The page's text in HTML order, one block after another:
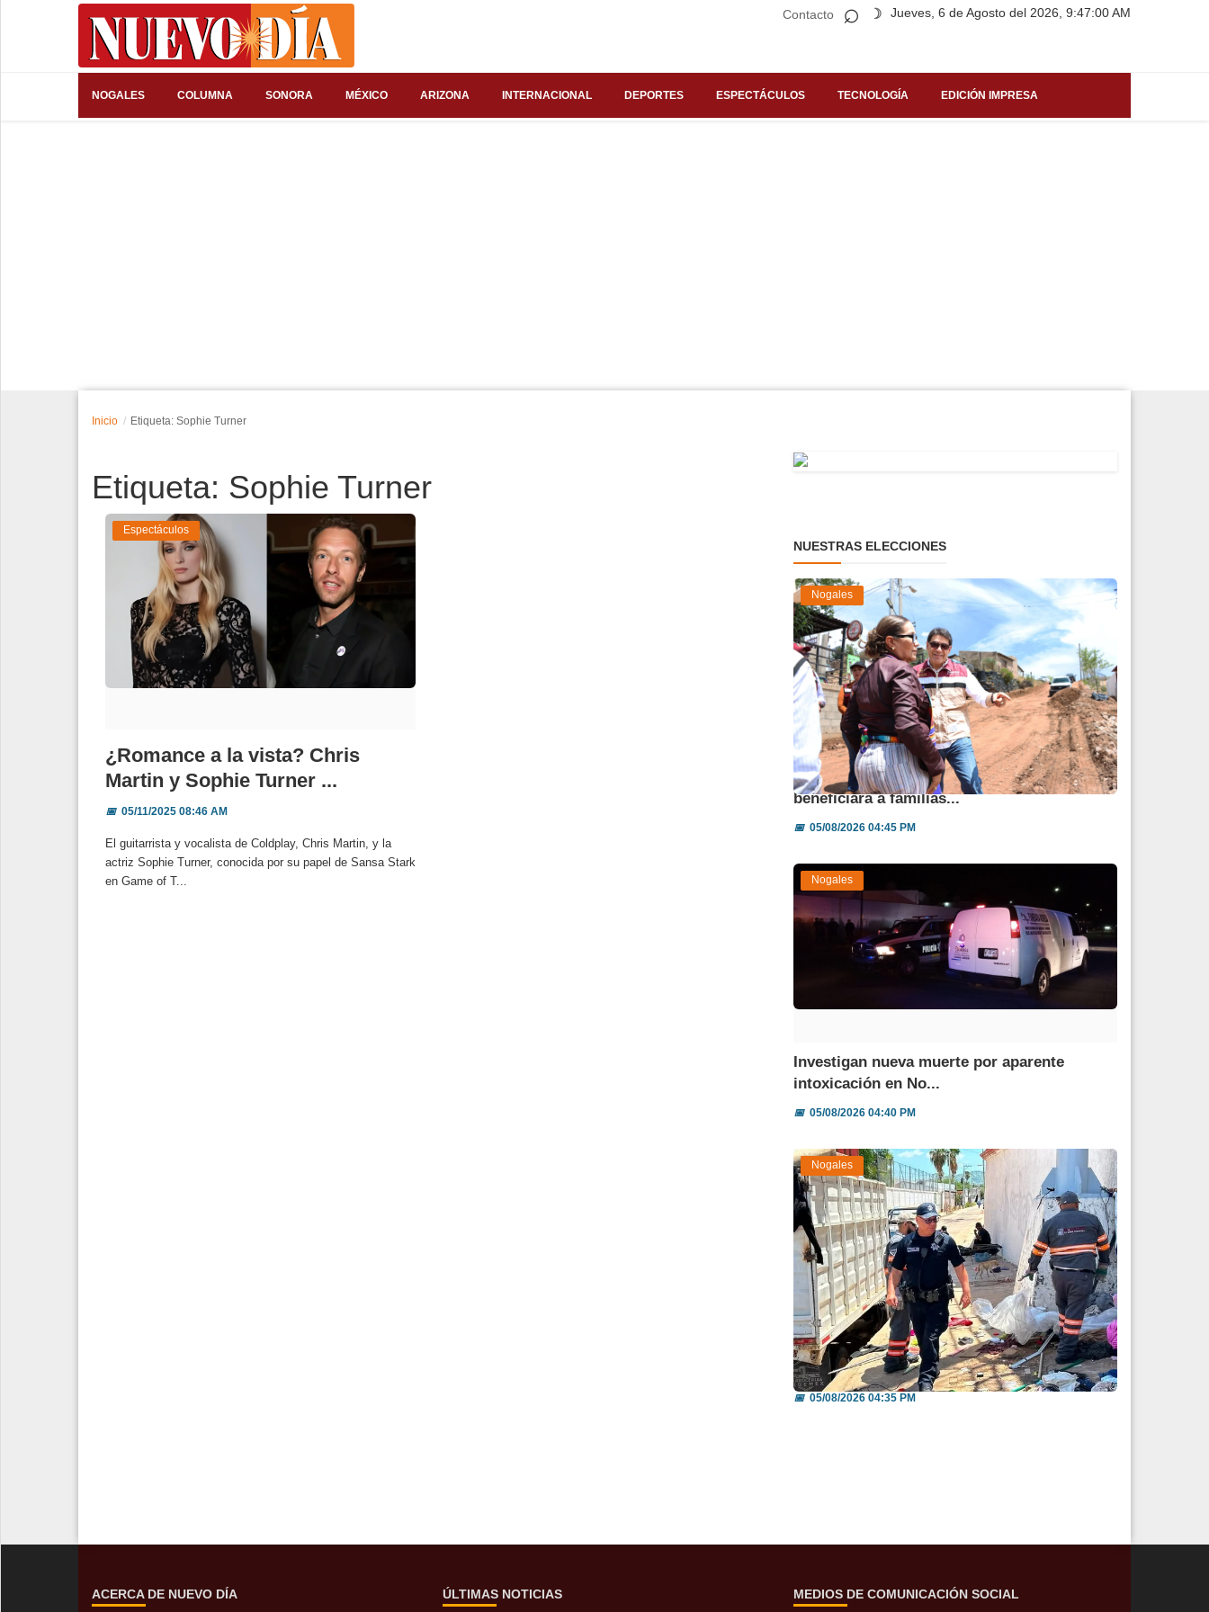
Contacto Jueves, 6 de Agosto del 2026, 9:47:00 AM
⌕ ☽
NOGALES COLUMNA SONORA MÉXICO ARIZONA INTERNACIONAL DEPORTES ESPECTÁCULOS TECNOLOGÍA EDICIÓN IMPRESA
Inicio Etiqueta: Sophie Turner
Etiqueta: Sophie Turner
Espectáculos
¿Romance a la vista? Chris
Martin y Sophie Turner ...
📅05/11/2025 08:46 AM
El guitarrista y vocalista de Coldplay, Chris Martin, y la
actriz Sophie Turner, conocida por su papel de Sansa Stark
en Game of T...
NUESTRAS ELECCIONES
Nogales
Avanza obra de pavimentación que
beneficiará a familias...
📅05/08/2026 04:45 PM
Nogales
Investigan nueva muerte por aparente
intoxicación en No...
📅05/08/2026 04:40 PM
Nogales
Invitan a reportar espacios públicos
invadidos a través...
📅05/08/2026 04:35 PM
ACERCA DE NUEVO DÍA ÚLTIMAS NOTICIAS MEDIOS DE COMUNICACIÓN SOCIAL